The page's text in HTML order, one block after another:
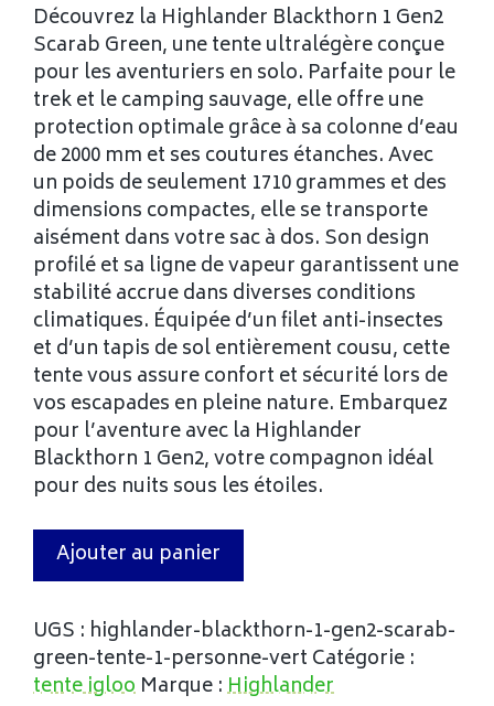
Découvrez la Highlander Blackthorn 1 Gen2
Scarab Green, une tente ultralégère conçue
pour les aventuriers en solo. Parfaite pour le
trek et le camping sauvage, elle offre une
protection optimale grâce à sa colonne d’eau
de 2000 mm et ses coutures étanches. Avec
un poids de seulement 1710 grammes et des
dimensions compactes, elle se transporte
aisément dans votre sac à dos. Son design
profilé et sa ligne de vapeur garantissent une
stabilité accrue dans diverses conditions
climatiques. Équipée d’un filet anti-insectes
et d’un tapis de sol entièrement cousu, cette
tente vous assure confort et sécurité lors de
vos escapades en pleine nature. Embarquez
pour l’aventure avec la Highlander
Blackthorn 1 Gen2, votre compagnon idéal
pour des nuits sous les étoiles.
Ajouter au panier
UGS : highlander-blackthorn-1-gen2-scarab-
green-tente-1-personne-vert Catégorie :
tente igloo Marque :Highlander